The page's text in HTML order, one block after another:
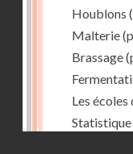
Houblons
Malterie
Brassage
Les
Statistique